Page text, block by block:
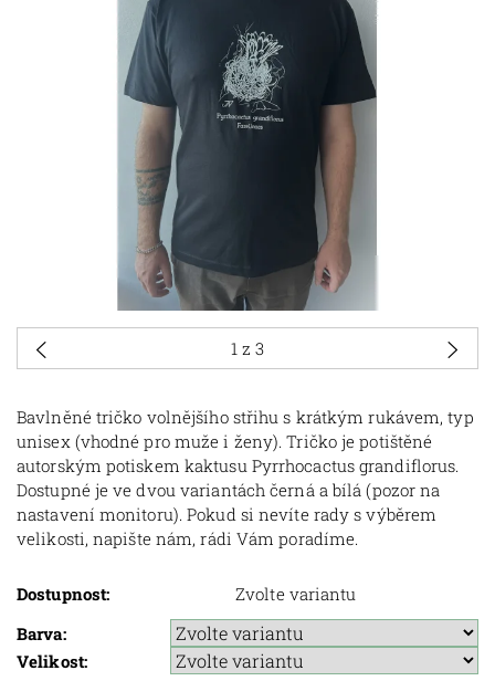
Bavlněné tričko volnějšího střihu s krátkým rukávem, typ
unisex (vhodné pro muže i ženy). Tričko je potištěné
autorským potiskem kaktusu Pyrrhocactus grandiflorus.
Dostupné je ve dvou variantách černá a bílá (pozor na
nastavení monitoru). Pokud si nevíte rady s výběrem
velikosti, napište nám, rádi Vám poradíme.
Dostupnost:
Zvolte variantu
Barva:
Velikost:
1z 3